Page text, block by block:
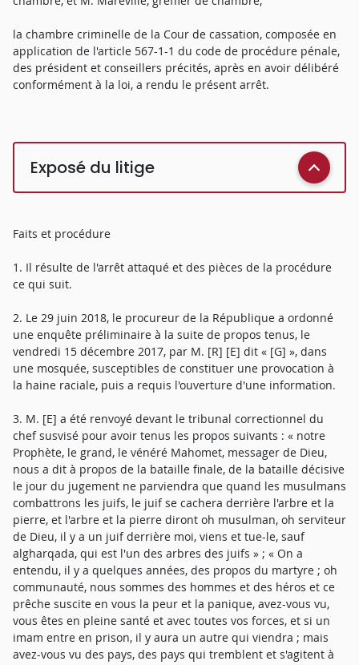
la chambre criminelle de la Cour de cassation, composée en
application de l'article 567-1-1 du code de procédure pénale,
des président et conseillers précités, après en avoir délibéré
conformément à la loi, a rendu le présent arrêt.
Exposé du litige
Faits et procédure
1. Il résulte de l'arrêt attaqué et des pièces de la procédure
ce qui suit.
2. Le 29 juin 2018, le procureur de la République a ordonné
une enquête préliminaire à la suite de propos tenus, le
vendredi 15 décembre 2017, par M. [R] [E] dit « [G] », dans
une mosquée, susceptibles de constituer une provocation à
la haine raciale, puis a requis l'ouverture d'une information.
3. M. [E] a été renvoyé devant le tribunal correctionnel du
chef susvisé pour avoir tenus les propos suivants : « notre
Prophète, le grand, le vénéré Mahomet, messager de Dieu,
nous a dit à propos de la bataille finale, de la bataille décisive
le jour du jugement ne parviendra que quand les musulmans
combattrons les juifs, le juif se cachera derrière l'arbre et la
pierre, et l'arbre et la pierre diront oh musulman, oh serviteur
de Dieu, il y a un juif derrière moi, viens et tue-le, sauf
algharqada, qui est l'un des arbres des juifs » ; « On a
entendu, il y a quelques années, des propos du martyre ; oh
communauté, nous sommes des hommes et des héros et ce
prêche suscite en vous la peur et la panique, avez-vous vu,
vous êtes en pleine santé et avec toutes vos forces, et si un
imam entre en prison, il y aura un autre qui viendra ; mais
avez-vous vu des pays, des pays qui tremblent et s'agitent à